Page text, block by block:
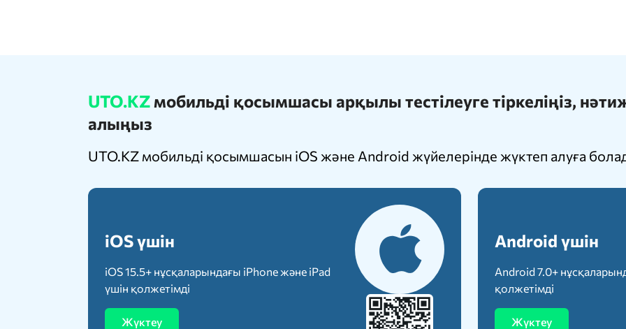
UTO.KZ мобильді қосымшасы арқылы тестілеуге тіркеліңіз,
алыңыз
UTO.KZ мобильді қосымшасын iOS және Android жүйелерінде жүктеп алуға
iOS үшін
iOS 15.5+ нұсқаларындағы iPhone және iPad
үшін қолжетімді
Жүктеу
Android үшін
Android 7.0+
қолжетімді
Жүктеу